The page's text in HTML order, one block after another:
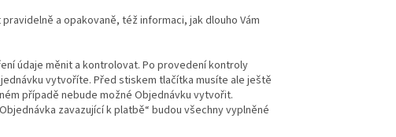
a opakovaně, též informaci, jak dlouho Vám
údaje měnit a kontrolovat. Po provedení kontroly
vytvoříte. Před stiskem tlačítka musíte ale ještě
případě nebude možné Objednávku vytvořit.
zavazující k platbě“ budou všechny vyplněné